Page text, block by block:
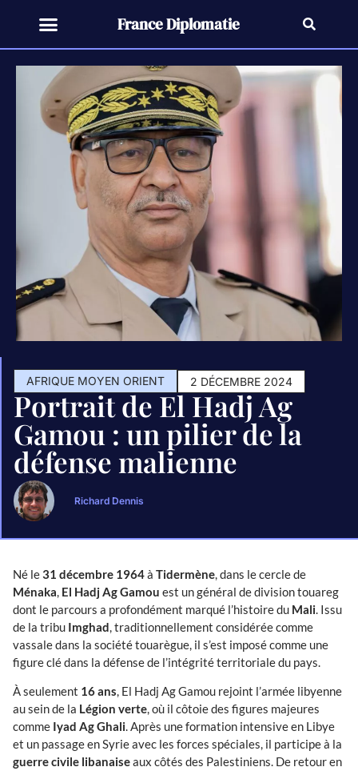
France Diplomatie
AFRIQUE MOYEN ORIENT 2 DÉCEMBRE 2024
Portrait de El Hadj Ag
Gamou : un pilier de la
défense malienne
Richard Dennis
Né le31 décembre 1964à Tidermène, dans le cercle de
Ménaka, El Hadj Ag Gamou est un général de division touareg
dont le parcours a profondément marqué l’histoire du Mali. Issu
de la tribu Imghad, traditionnellement considérée comme
vassale dans la société touarègue, il s’est imposé comme une
figure clé dans la défense de l’intégrité territoriale du pays.
À seulement 16 ans, El Hadj Ag Gamou rejoint l’armée libyenne
au sein de la Légion verte, où il côtoie des figures majeures
comme Iyad Ag Ghali. Après une formation intensive en Libye
et un passage en Syrie avec les forces spéciales, il participe à la
guerre civile libanaiseaux côtés des Palestiniens. De retour en